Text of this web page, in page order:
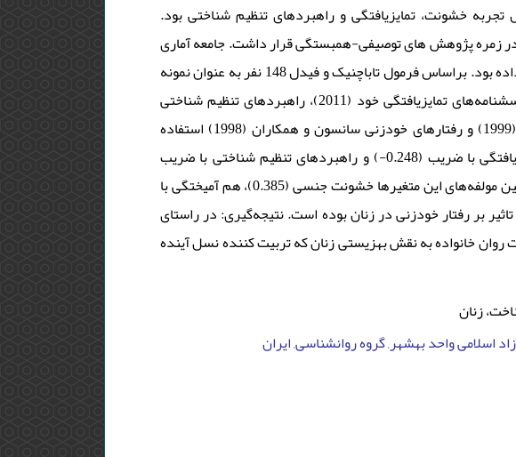
خشونت، تمایزیافتگی و راهبردهای تنظیم شناختی بود.
زمره پژوهش های توصیفی-همبستگی قرار داشت. جامعه آماری
پژوهش را زنان مراجعه‌کننده به مراکز خدمات سلامت بهزیستی تشکیل داده بود. براساس فرمول تاباچنیک و فیدل 148 نفر به عنوان نمونه
انتخاب و به روش نمونه‌گیری هدفمند است. برای جمع‌آوری داده‌ها پرسشنامه‌های تمایزیافتگی خود (2011)، راهبردهای تنظیم شناختی
گراس و جان (2003)، سنجش تجربه خشونت نسبت به زنان حاج یحیی (1999) و رفتارهای خودزنی سانسون و همکاران (1998) استفاده
گردید. یافته‌ها: نتایج نشان داد تجربه خشونت با ضریب (0.207) تمایزیافتگی با ضریب (0.248-) و راهبردهای تنظیم شناختی با ضریب
(0.213-) قدرت پیش‌بینی رفتارهای خودزنی در زنان را داشته است. از بین مولفه‌های این متغیرها خشونت جنسی (0.385)، هم آمیختگی با
(0.152-) دارای بالاترین ضریب تاثیر بر رفتار خودزنی در زنان بوده است. نتیجه‌گیری: در راستای
خانواده به نقش بهزیستی زنان که تربیت کننده نسل آینده
زنان
اسلامی واحد بهشهر, گروه روانشناسی, ایران